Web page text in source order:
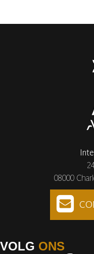
08000
VOLG ONS